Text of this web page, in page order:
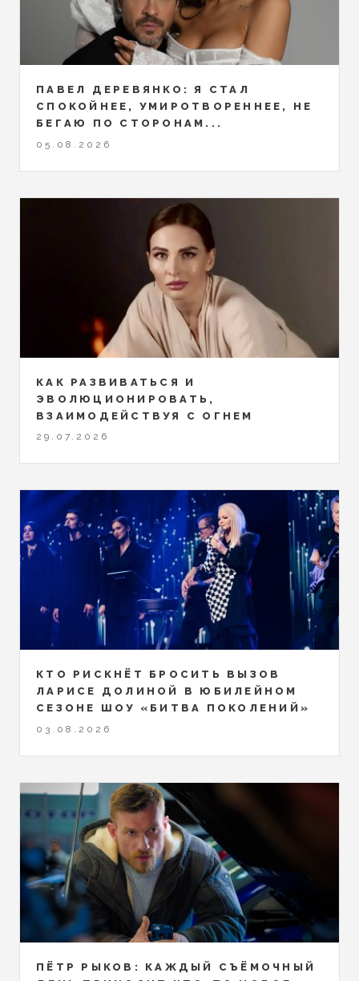
ПАВЕЛ ДЕРЕВЯНКО: Я СТАЛ
СПОКОЙНЕЕ, УМИРОТВОРЕННЕЕ, НЕ
БЕГАЮ ПО СТОРОНАМ...
05.08.2026
КАК РАЗВИВАТЬСЯ И
ЭВОЛЮЦИОНИРОВАТЬ,
ВЗАИМОДЕЙСТВУЯ С ОГНЕМ
29.07.2026
КТО РИСКНЁТ БРОСИТЬ ВЫЗОВ
ЛАРИСЕ ДОЛИНОЙ В ЮБИЛЕЙНОМ
СЕЗОНЕ ШОУ «БИТВА ПОКОЛЕНИЙ»
03.08.2026
ПЁТР РЫКОВ: КАЖДЫЙ СЪЁМОЧНЫЙ